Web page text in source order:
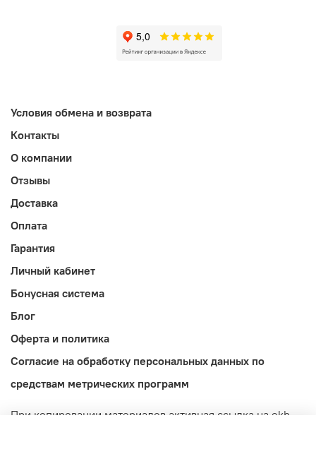
Условия обмена и возврата
Контакты
О компании
Отзывы
Доставка
Оплата
Гарантия
Личный кабинет
Бонусная система
Блог
Оферта и политика
Согласие на обработку персональных данных по
средствам метрических программ
При копировании материалов активная ссылка на ekb-